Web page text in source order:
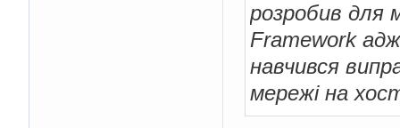
розробив для
Framework
навчився
мережі на